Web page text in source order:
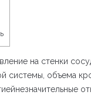
на стенки
системы, объема